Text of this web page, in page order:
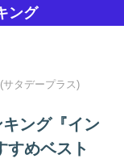
ング
サタデープラス)
ング『イン
すめベスト